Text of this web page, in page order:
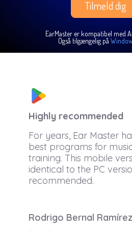
Tilmeld dig
EarMaster er kompatibel med
Også tilgængelig på
Highly recommended
For years, Ear Master
best programs for music
training. This mobile
identical to the PC
recommended.
Rodrigo Bernal Ramírez